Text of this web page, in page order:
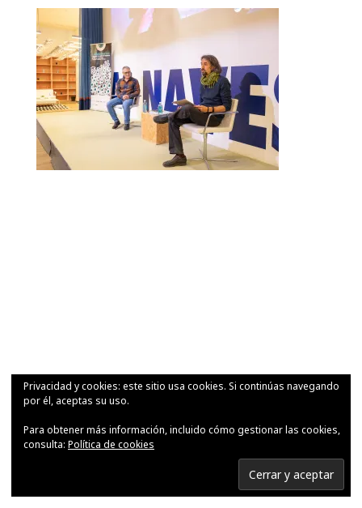
Privacidad y cookies: este sitio usa cookies. Si continúas navegando
por él, aceptas su uso.
Para obtener más información, incluido cómo gestionar las cookies,
consulta: Política de cookies